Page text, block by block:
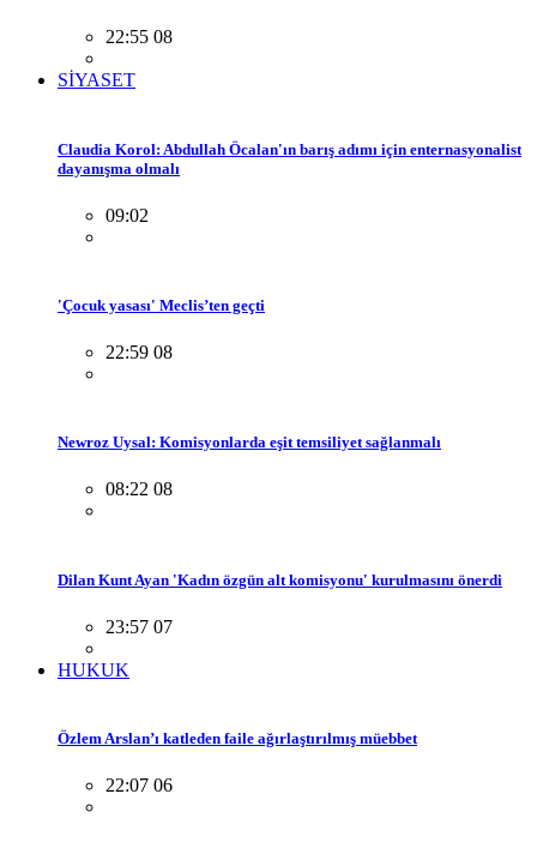
22:55 08
SİYASET
Claudia Korol: Abdullah Öcalan'ın barış adımı için enternasyonalist
dayanışma olmalı
09:02
'Çocuk yasası' Meclis’ten geçti
22:59 08
Newroz Uysal: Komisyonlarda eşit temsiliyet sağlanmalı
08:22 08
Dilan Kunt Ayan 'Kadın özgün alt komisyonu' kurulmasını önerdi
23:57 07
HUKUK
Özlem Arslan’ı katleden faile ağırlaştırılmış müebbet
22:07 06